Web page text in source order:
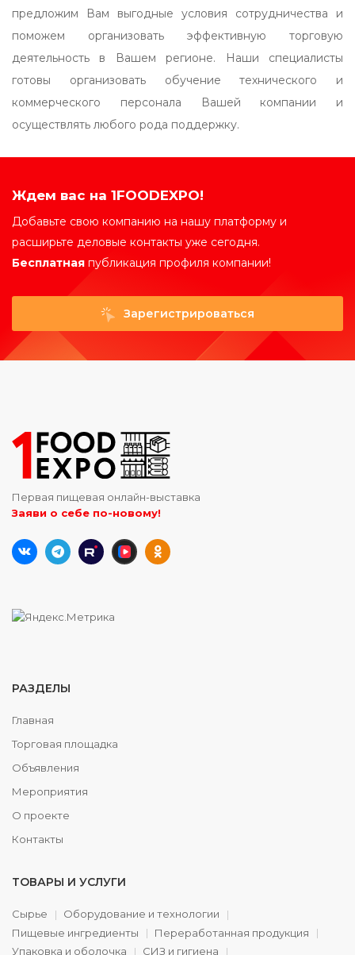
предложим Вам выгодные условия сотрудничества и
поможем организовать эффективную торговую
деятельность в Вашем регионе. Наши специалисты
готовы организовать обучение технического и
коммерческого персонала Вашей компании и
осуществлять любого рода поддержку.
Ждем вас на 1FOODEXPO!
Добавьте свою компанию на нашу платформу и
расширьте деловые контакты уже сегодня.
Бесплатная публикация профиля компании!
Зарегистрироваться
Первая пищевая онлайн-выставка
Заяви о себе по-новому!
РАЗДЕЛЫ
Главная
Торговая площадка
Объявления
Мероприятия
О проекте
Контакты
ТОВАРЫ И УСЛУГИ
Сырье
Оборудование и технологии
Пищевые ингредиенты
Переработанная продукция
Упаковка и оболочка
СИЗ и гигиена